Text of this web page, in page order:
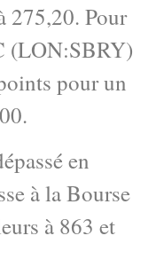
275,20. Pour
(LON:SBRY)
pour un
en
à la Bourse
à 863 et